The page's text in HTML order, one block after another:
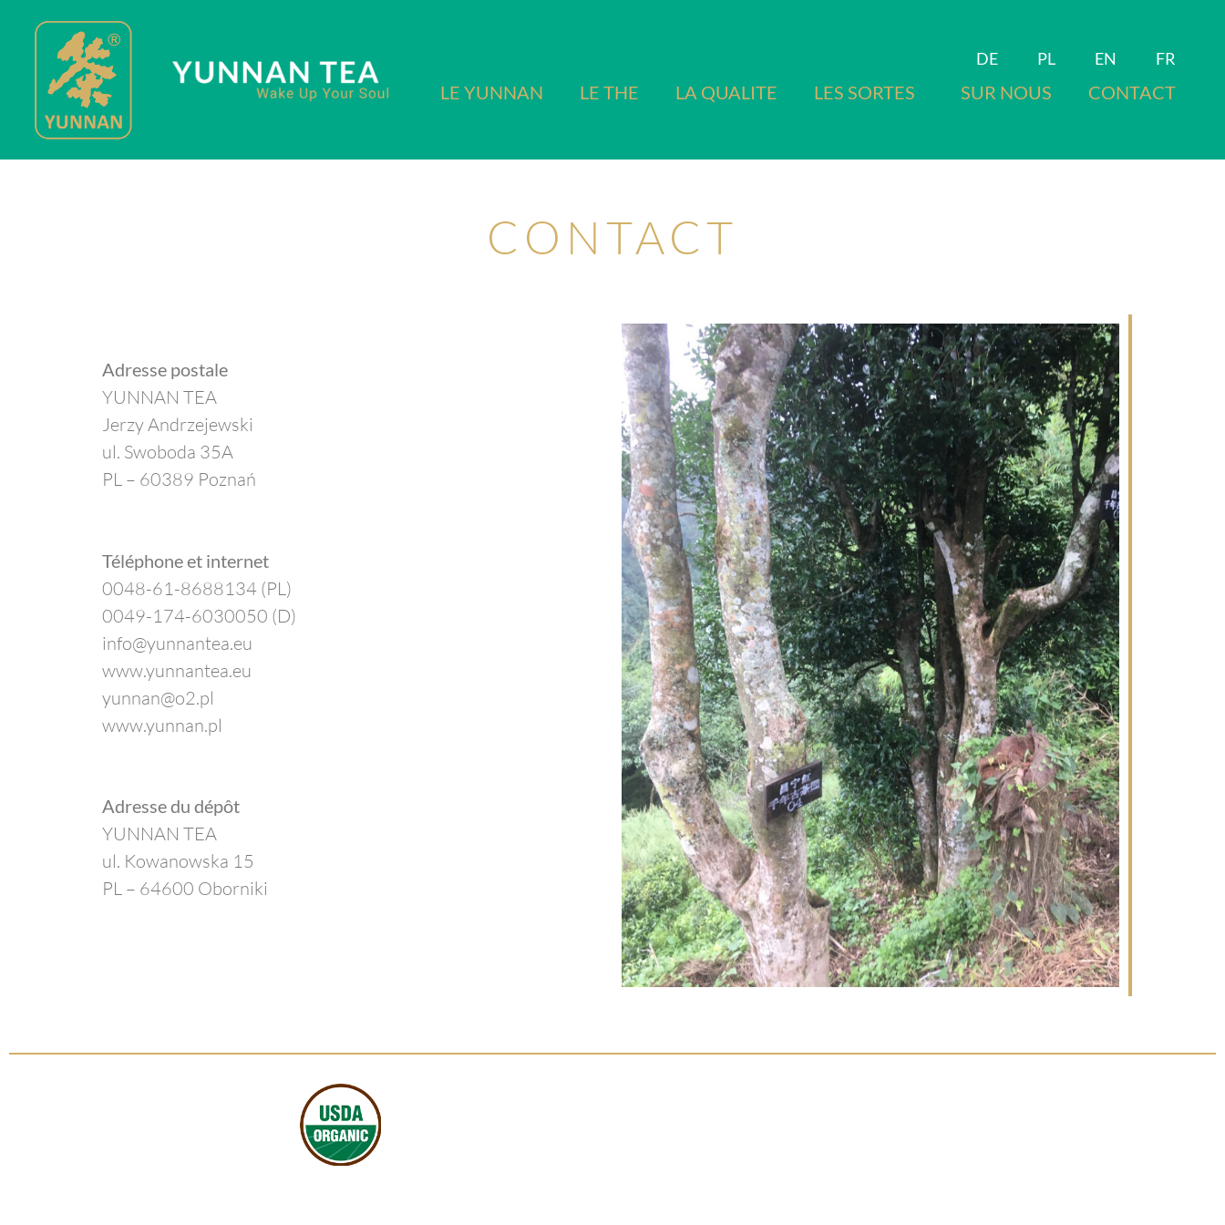
DE PL EN FR
LE YUNNAN LE THE LA QUALITE LES SORTES SUR NOUS CONTACT
CONTACT
Adresse postale
YUNNAN TEA
Jerzy Andrzejewski
ul. Swoboda 35A
PL – 60389 Poznań
Téléphone et internet
0048-61-8688134 (PL)
0049-174-6030050 (D)
info@yunnantea.eu
www.yunnantea.eu
yunnan@o2.pl
www.yunnan.pl
Adresse du dépôt
YUNNAN TEA
ul. Kowanowska 15
PL – 64600 Oborniki